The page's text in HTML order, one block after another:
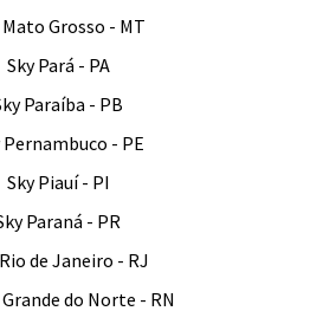
Sky Mato Grosso - MT
Sky Pará - PA
Sky Paraíba - PB
Sky Pernambuco - PE
Sky Piauí - PI
Sky Paraná - PR
Sky Rio de Janeiro - RJ
Grande do Norte - RN